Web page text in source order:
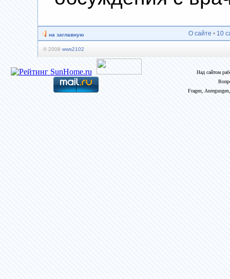
на заглавную О сайте • 10
© 2008 wws2102
Над сайтом
Fragen,